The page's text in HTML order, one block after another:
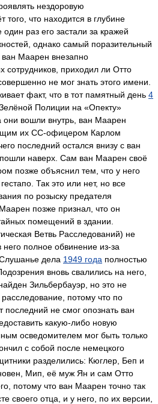
нездоровую
того, что находится в глубине
раз его застали за кражей
однако самый поразительный
ван Маарен внезапно
сотрудников, приходил ли Отто
не мог знать этого имени.
факт, что в тот памятный день 4
Полиции на «Опекту»
они вошли внутрь, ван Маарен
их СС-офицером Карлом
последний остался внизу с ван
наверх. Сам ван Маарен своё
позже объяснил тем, что у него
Так это или нет, но все
по розыску предателя
позже признал, что он
помещений в здании.
Ветвь Расследований) не
него полное обвинение из-за
Слушанье дела 1949 года полностью
вновь свалились на него,
Зильбербауэр, но это не
потому что по
последний не смог опознать ван
какую-либо новую
осведомителем мог быть только
с собой после немецкого
разделились: Кюглер, Беп и
Мип, её муж Ян и сам Отто
потому что ван Маарен точно так
своего отца, и у него, по их версии,